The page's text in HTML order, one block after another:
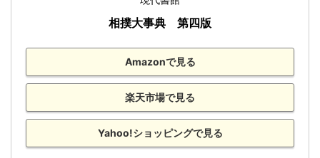
相撲大事典　第四版
Amazonで見る
楽天市場で見る
Yahoo!ショッピングで見る